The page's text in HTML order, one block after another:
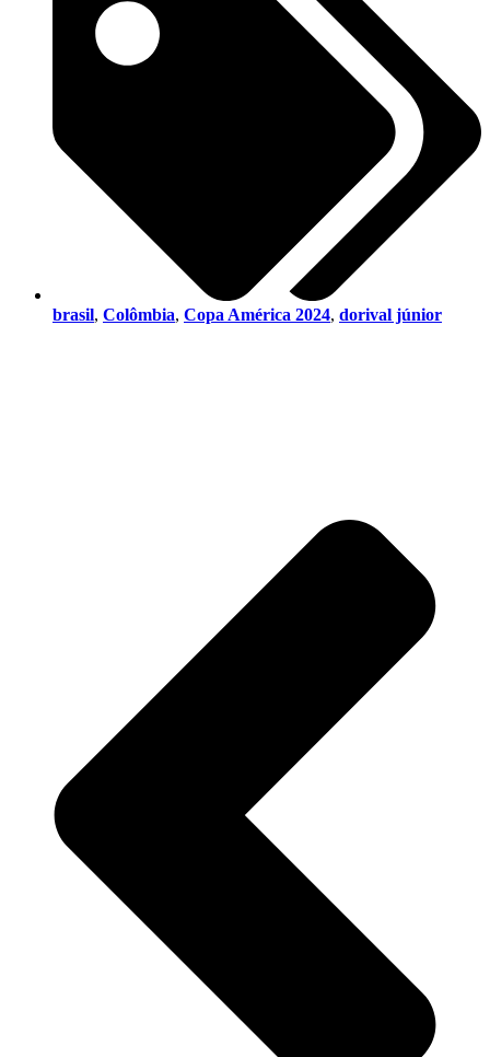
brasil, Colômbia, Copa América 2024, dorival júnior